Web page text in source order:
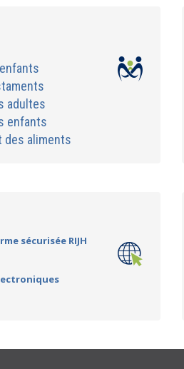
adultes
enfants
des aliments
sécurisée RIJH